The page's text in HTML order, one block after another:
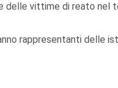
delle vittime di reato nel
rappresentanti delle